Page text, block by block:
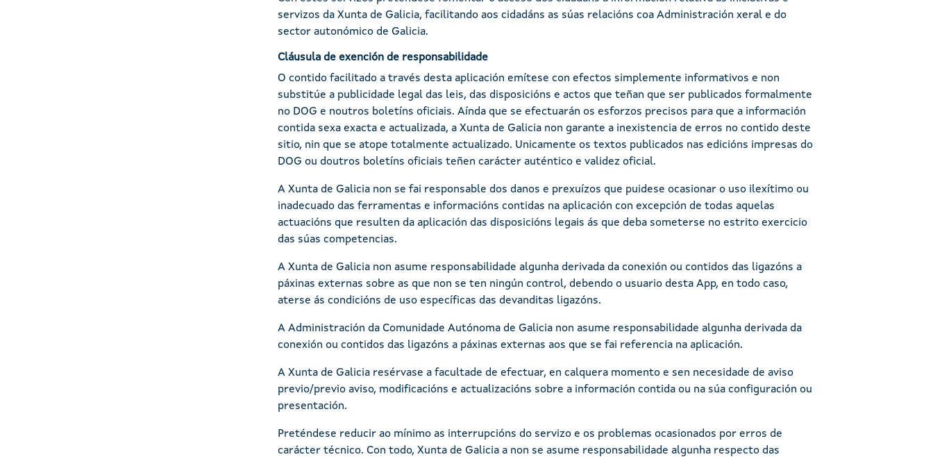
servizos da Xunta de Galicia, facilitando aos cidadáns as súas relacións coa Administración xeral e do
sector autonómico de Galicia.
Cláusula de exención de responsabilidade
O contido facilitado a través desta aplicación emítese con efectos simplemente informativos e non
substitúe a publicidade legal das leis, das disposicións e actos que teñan que ser publicados formalmente
no DOG e noutros boletíns oficiais. Aínda que se efectuarán os esforzos precisos para que a información
contida sexa exacta e actualizada, a Xunta de Galicia non garante a inexistencia de erros no contido deste
sitio, nin que se atope totalmente actualizado. Unicamente os textos publicados nas edicións impresas do
DOG ou doutros boletíns oficiais teñen carácter auténtico e validez oficial.
A Xunta de Galicia non se fai responsable dos danos e prexuízos que puidese ocasionar o uso ilexítimo ou
inadecuado das ferramentas e informacións contidas na aplicación con excepción de todas aquelas
actuacións que resulten da aplicación das disposicións legais ás que deba someterse no estrito exercicio
das súas competencias.
A Xunta de Galicia non asume responsabilidade algunha derivada da conexión ou contidos das ligazóns a
páxinas externas sobre as que non se ten ningún control, debendo o usuario desta App, en todo caso,
aterse ás condicións de uso específicas das devanditas ligazóns.
A Administración da Comunidade Autónoma de Galicia non asume responsabilidade algunha derivada da
conexión ou contidos das ligazóns a páxinas externas aos que se fai referencia na aplicación.
A Xunta de Galicia resérvase a facultade de efectuar, en calquera momento e sen necesidade de aviso
previo/previo aviso, modificacións e actualizacións sobre a información contida ou na súa configuración ou
presentación.
Preténdese reducir ao mínimo as interrupcións do servizo e os problemas ocasionados por erros de
carácter técnico. Con todo, Xunta de Galicia a non se asume responsabilidade algunha respecto das